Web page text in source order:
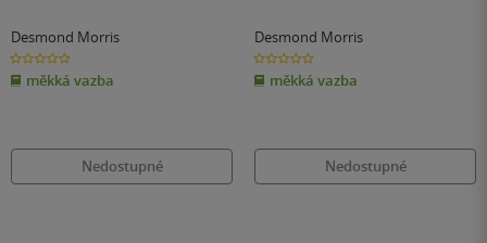
Desmond Morris
0.0
z
5
hvězdiček
měkká vazba
Nedostupné
Desmond Morris
0.0
z
5
hvězdiček
měkká vazba
Nedostupné